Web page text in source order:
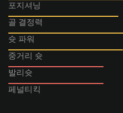
포지셔닝
골 결정력
슛 파워
중거리 슛
발리슛
페널티킥